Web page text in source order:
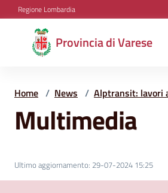
Vai al contenuto
Vai alla navigazione
Vai al footer
Regione Lombardia
Provincia di Varese
Provincia
di
Aree
Home / News / Alptransit: lavori
Multimedia
Ultimo aggiornamento: 29-07-2024 15:25